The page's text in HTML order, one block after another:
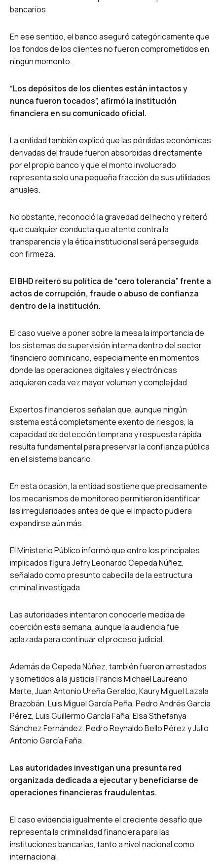
bancarios.
En ese sentido, el banco aseguró categóricamente que
los fondos de los clientes no fueron comprometidos en
ningún momento.
“Los depósitos de los clientes están intactos y
nunca fueron tocados”, afirmó la institución
financiera en su comunicado oficial.
La entidad también explicó que las pérdidas económicas
derivadas del fraude fueron absorbidas directamente
por el propio banco y que el monto involucrado
representa solo una pequeña fracción de sus utilidades
anuales.
No obstante, reconoció la gravedad del hecho y reiteró
que cualquier conducta que atente contra la
transparencia y la ética institucional será perseguida
con firmeza.
El BHD reiteró su política de “cero tolerancia” frente a
actos de corrupción, fraude o abuso de confianza
dentro de la institución.
El caso vuelve a poner sobre la mesa la importancia de
los sistemas de supervisión interna dentro del sector
financiero dominicano, especialmente en momentos
donde las operaciones digitales y electrónicas
adquieren cada vez mayor volumen y complejidad.
Expertos financieros señalan que, aunque ningún
sistema está completamente exento de riesgos, la
capacidad de detección temprana y respuesta rápida
resulta fundamental para preservar la confianza pública
en el sistema bancario.
En esta ocasión, la entidad sostiene que precisamente
los mecanismos de monitoreo permitieron identificar
las irregularidades antes de que el impacto pudiera
expandirse aún más.
El Ministerio Público informó que entre los principales
implicados figura Jefry Leonardo Cepeda Núñez,
señalado como presunto cabecilla de la estructura
criminal investigada.
Las autoridades intentaron conocerle medida de
coerción esta semana, aunque la audiencia fue
aplazada para continuar el proceso judicial.
Además de Cepeda Núñez, también fueron arrestados
y sometidos a la justicia Francis Michael Laureano
Marte, Juan Antonio Ureña Geraldo, Kaury Miguel Lazala
Brazobán, Luis Miguel García Peña, Pedro Andrés García
Pérez, Luis Guillermo García Faña, Elsa Sthefanya
Sánchez Fernández, Pedro Reynaldo Bello Pérez y Julio
Antonio García Faña.
Las autoridades investigan una presunta red
organizada dedicada a ejecutar y beneficiarse de
operaciones financieras fraudulentas.
El caso evidencia igualmente el creciente desafío que
representa la criminalidad financiera para las
instituciones bancarias, tanto a nivel nacional como
internacional.